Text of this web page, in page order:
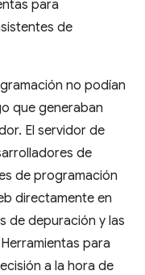
para
de
no podían
que generaban
El servidor de
de
de programación
directamente en
de depuración y las
para
a la hora de